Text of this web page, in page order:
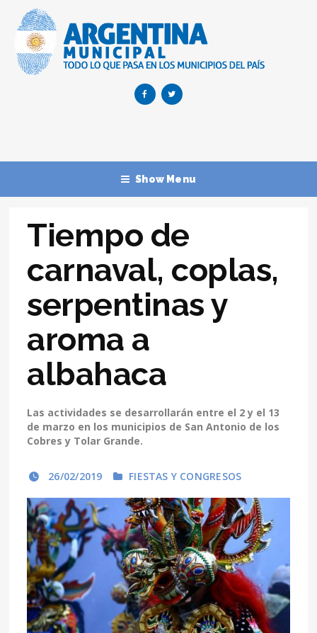
Show Menu
Tiempo de
carnaval, coplas,
serpentinas y
aroma a
albahaca
Las actividades se desarrollarán entre el 2 y el 13
de marzo en los municipios de San Antonio de los
Cobres y Tolar Grande.
26/02/2019 FIESTAS Y CONGRESOS